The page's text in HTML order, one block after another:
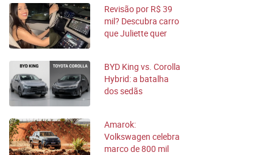
Revisão por R$ 39
mil? Descubra carro
que Juliette quer
BYD King vs. Corolla
Hybrid: a batalha
dos sedãs
Amarok:
Volkswagen celebra
marco de 800 mil